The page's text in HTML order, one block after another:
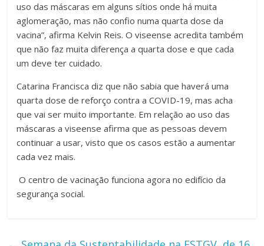
uso das máscaras em alguns sítios onde há muita
aglomeração, mas não confio numa quarta dose da
vacina”, afirma Kelvin Reis. O viseense acredita também
que não faz muita diferença a quarta dose e que cada
um deve ter cuidado.
Catarina Francisca diz que não sabia que haverá uma
quarta dose de reforço contra a COVID-19, mas acha
que vai ser muito importante. Em relação ao uso das
máscaras a viseense afirma que as pessoas devem
continuar a usar, visto que os casos estão a aumentar
cada vez mais.
O centro de vacinação funciona agora no edifício da
segurança social.